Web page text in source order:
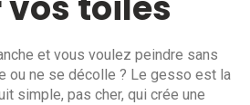
et vous voulez peindre sans
ou ne se décolle ? Le gesso est la
simple, pas cher, qui crée une